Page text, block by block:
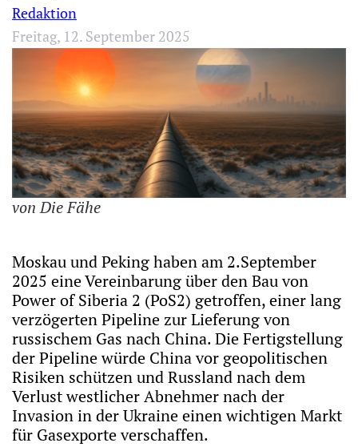
Redaktion
Freitag, 12. September 2025
vonDie Fähe
Moskau und Peking haben am 2.September
2025 eine Vereinbarung über den Bau von
Power of Siberia 2 (PoS2) getroffen, einer lang
verzögerten Pipeline zur Lieferung von
russischem Gas nach China. Die Fertigstellung
der Pipeline würde China vor geopolitischen
Risiken schützen und Russland nach dem
Verlust westlicher Abnehmer nach der
Invasion in der Ukraine einen wichtigen Markt
für Gasexporte verschaffen.